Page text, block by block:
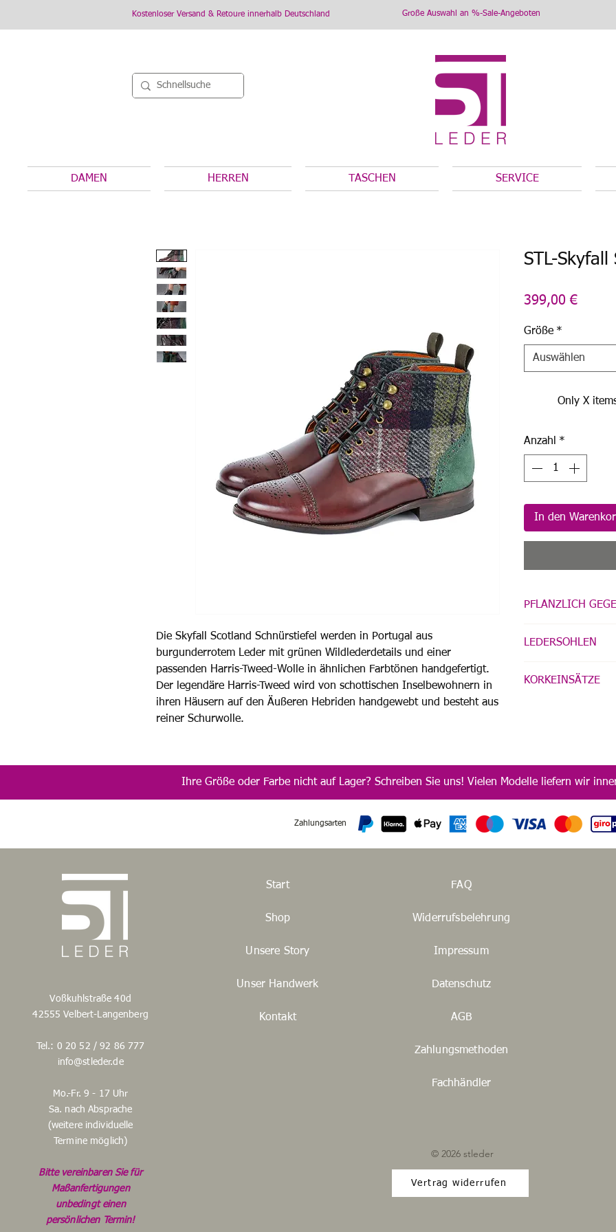
Kostenloser Versand & Retoure innerhalb Deutschland Große Auswahl an %-Sale-Angeboten
DAMEN HERREN TASCHEN SERVICE
Die Skyfall Scotland Schnürstiefel werden in Portugal aus
burgunderrotem Leder mit grünen Wildlederdetails und einer
passenden Harris-Tweed-Wolle in ähnlichen Farbtönen handgefertigt.
Der legendäre Harris-Tweed wird von schottischen Inselbewohnern in
ihren Häusern auf den Äußeren Hebriden handgewebt und besteht aus
reiner Schurwolle.
STL-
399,00 €Preis
Größe *
Auswählen
Only X
Anzahl *
In den
PFLANZLICH
chromgegerbte
Nuancen verleiht, die
LEDERSOHLEN
Gummieinsätzen für
KORKEINSÄTZE
Ihre Größe oder Farbe nicht auf Lager? Schreiben Sie uns! Vielen Modelle liefern wir
Voßkuhlstraße 40d
42555 Velbert-Langenberg
Tel.: 0 20 52 / 92 86 777
info@stleder.de
Mo.-Fr. 9 - 17 Uhr
Sa. nach Absprache
(weitere individuelle
Termine möglich)
Bitte vereinbaren Sie für
Maßanfertigungen
unbedingt einen
persönlichen Termin!
Start
Shop
Unsere Story
Unser Handwerk
Kontakt
FAQ
Widerrufsbelehrung
Impressum
Datenschutz
AGB
Zahlungsmethoden
Fachhändler
Vertrag widerrufen
Zahlungsarten
© 2026 stleder